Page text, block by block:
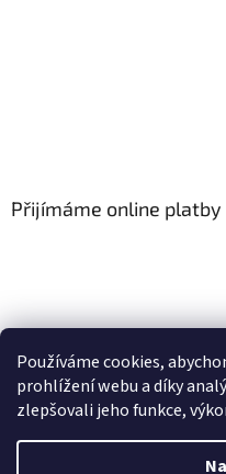
Používáme cookies,
prohlížení webu a díky
zlepšovali jeho funkce,
Přijímáme online platby